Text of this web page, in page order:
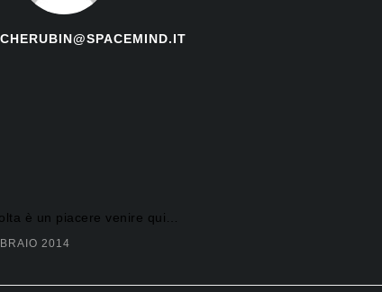
è un piacere venire qui…
2014